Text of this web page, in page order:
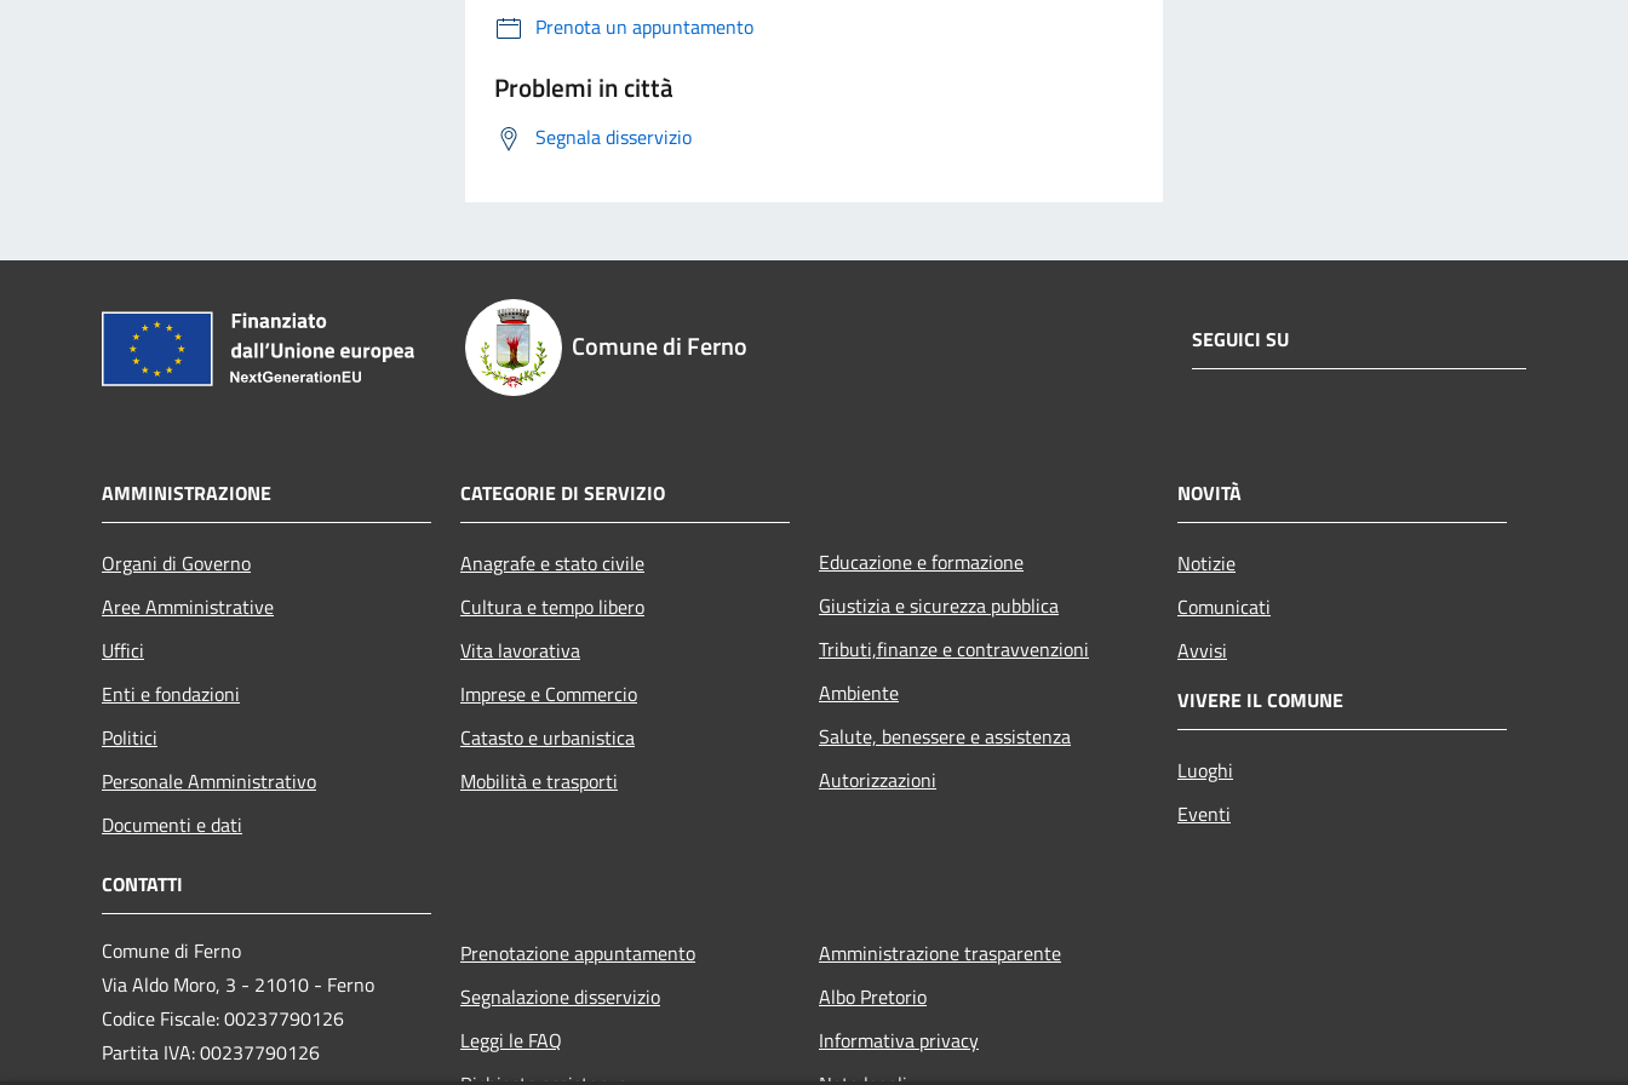
Prenota un appuntamento
Problemi in città
Segnala disservizio
Comune di Ferno SEGUICI SU
AMMINISTRAZIONE
Organi di Governo
Aree Amministrative
Uffici
Enti e fondazioni
Politici
Personale Amministrativo
Documenti e dati
CATEGORIE DI SERVIZIO
Anagrafe e stato civile
Cultura e tempo libero
Vita lavorativa
Imprese e Commercio
Catasto e urbanistica
Mobilità e trasporti
Educazione e formazione
Giustizia e sicurezza pubblica
Tributi,finanze e contravvenzioni
Ambiente
Salute, benessere e assistenza
Autorizzazioni
NOVITÀ
Notizie
Comunicati
Avvisi
VIVERE IL COMUNE
Luoghi
Eventi
CONTATTI
Comune di Ferno
Via Aldo Moro, 3 - 21010 - Ferno
Codice Fiscale: 00237790126
Partita IVA: 00237790126
Prenotazione appuntamento
Segnalazione disservizio
Leggi le FAQ
Amministrazione trasparente
Albo Pretorio
Informativa privacy